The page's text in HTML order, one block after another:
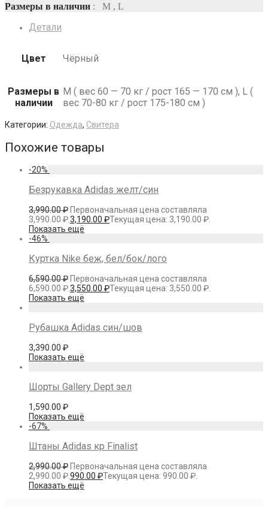
Размеры в наличии : M , L
Детали
Цвет Чёрный
Размеры в
наличии
M ( вес 60 — 70 кг / рост 165 — 170 см ), L (
вес 70-80 кг / рост 175-180 см )
Категории: Одежда, Свитера
Похожие товары
-20%
Безрукавка Adidas желт/син
3,990.00₽ Первоначальная цена составляла
3,990.00 ₽.3,190.00 ₽Текущая цена: 3,190.00 ₽.
Показать ещё
-46%
Куртка Nike беж, бел/бок/лого
6,590.00₽ Первоначальная цена составляла
6,590.00 ₽.3,550.00 ₽Текущая цена: 3,550.00 ₽.
Показать ещё
Рубашка Adidas син/шов
3,390.00 ₽
Показать ещё
Шорты Gallery Dept зел
1,590.00 ₽
Показать ещё
-67%
Штаны Adidas кр Finalist
2,990.00₽ Первоначальная цена составляла
2,990.00 ₽.990.00 ₽Текущая цена: 990.00 ₽.
Показать ещё